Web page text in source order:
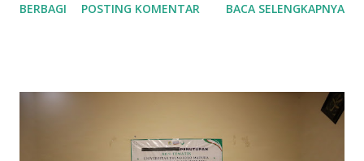
disamping jalan yang terjal, Kecamatan Tambelangan
sebuah desa penuh kedamaian yang identik dengan
BERBAGI POSTING KOMENTAR BACA SELENGKAPNYA